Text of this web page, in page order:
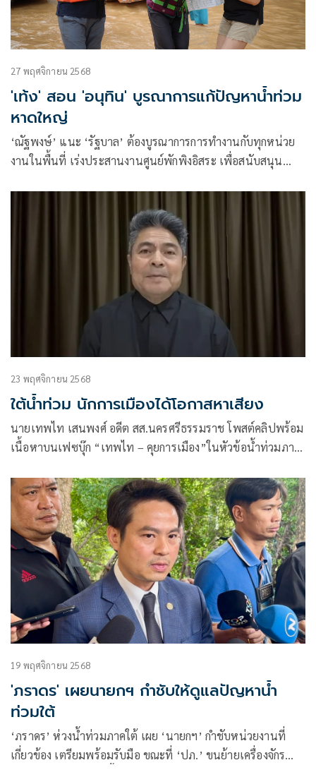
27 พฤศจิกายน 2568
'เท้ง' สอน 'อนุทิน' บูรณาการแก้ปัญหาน้ำท่วม
หาดใหญ่
‘ณัฐพงษ์’ แนะ ‘รัฐบาล’ ต้องบูรณาการการทำงานกับทุกหน่วย
งานในพื้นที่ เร่งประสานงานศูนย์พักพิงอิสระ เพื่อสนับสนุน
23 พฤศจิกายน 2568
ใต้น้ำท่วม นักการเมืองได้โอกาสหาเสียง
นายเทพไท เสนพงศ์ อดีต สส.นครศรีธรรมราช โพสต์คลิปพร้อม
เนื้อหาบนเฟซบุ๊ก “เทพไท – คุยการเมือง”ในหัวข้อน้ำท่วมภาค
19 พฤศจิกายน 2568
'ภราดร' เผยนายกฯ กำชับให้ดูแลปัญหาน้ำ
ท่วมใต้
‘ภราดร’ ห่วงน้ำท่วมภาคใต้ เผย ‘นายกฯ’ กำชับหน่วยงานที่
เกี่ยวข้อง เตรียมพร้อมรับมือ ขณะที่ ‘ปภ.’ ขนย้ายเครื่องจักร